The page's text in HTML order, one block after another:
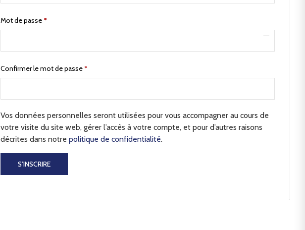
Mot de passe *
Confirmer le mot de passe *
Vos données personnelles seront utilisées pour vous accompagner au cours de
votre visite du site web, gérer l’accès à votre compte, et pour d’autres raisons
décrites dans notre politique de confidentialité.
S’INSCRIRE